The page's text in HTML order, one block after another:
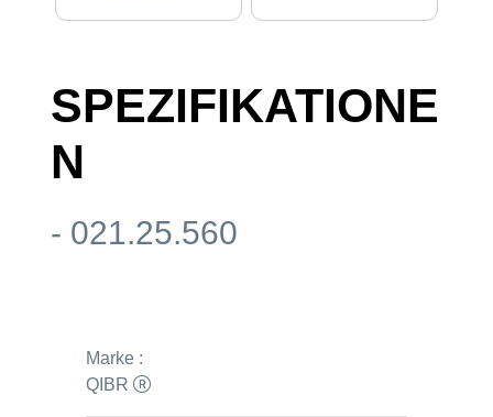
SPEZIFIKATIONE
N
- 021.25.560
Marke :
QIBR